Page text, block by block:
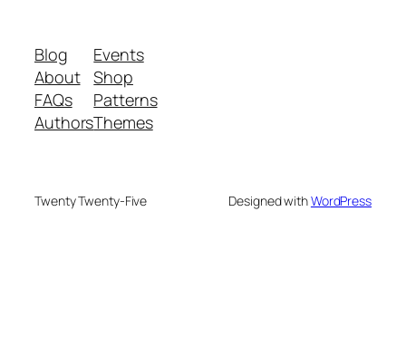
Blog
About
FAQs
Authors
Events
Shop
Patterns
Themes
Twenty Twenty-Five Designed withWordPress